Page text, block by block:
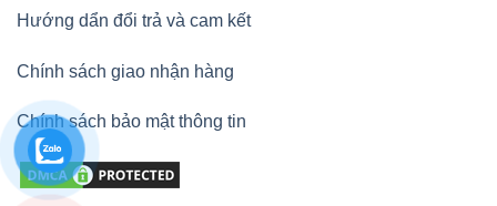
Hướng dẩn đổi trả và cam kết
Chính sách giao nhận hàng
Chính sách bảo mật thông tin